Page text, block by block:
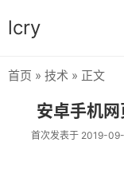
lcry
首页 » 技术 » 正文
安卓手机
首次发表于 2019-